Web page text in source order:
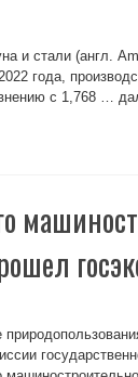
и стали (англ.
года,
с 1,768 …